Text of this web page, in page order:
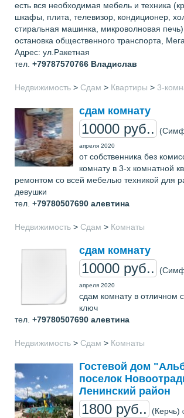
есть вся необходимая мебель и техника
шкафы, плита, телевизор, кондиционер,
стиральная машинка, микроволновая
остановка общественного транспорта,
Адрес: ул.Ракетная
тел. +79787570766 Владислав
Недвижимость > Сдам > Квартиры > 3-
сдам комнату
10000 руб..
апреля 2020
от собственника без
комнату в 3-х комнатной
ремонтом со всей мебелью техникой для
девушки
тел. +79780507690 алевтина
Недвижимость > Сдам > Комнаты
сдам комнату
10000 руб..
апреля 2020
сдам комнату в отличном
ключ
тел. +79780507690 алевтина
Недвижимость > Сдам > Комнаты
Гостевой дом
поселок
Ленинский район
1800 руб.. (Керчь)